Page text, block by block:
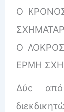
Ο
Ο
ΕΡΜΗ
Δύο